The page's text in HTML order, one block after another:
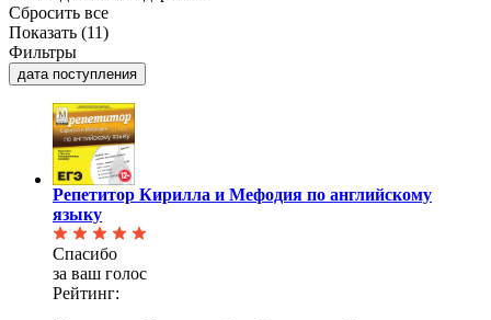
Сбросить все
Показать (11)
Фильтры
дата поступления
Репетитор Кирилла и Мефодия по английскому
языку
Спасибо
за ваш голос
Рейтинг: